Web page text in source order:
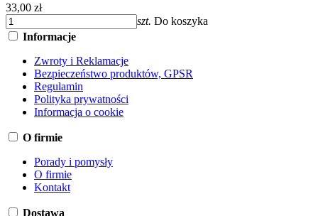
33,00 zł
szt. Do koszyka
Informacje
Zwroty i Reklamacje
Bezpieczeństwo produktów, GPSR
Regulamin
Polityka prywatności
Informacja o cookie
O firmie
Porady i pomysły
O firmie
Kontakt
Dostawa